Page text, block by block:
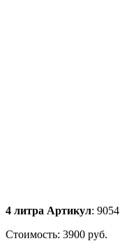
4 литра Артикул: 9054
Стоимость: 3900 руб.